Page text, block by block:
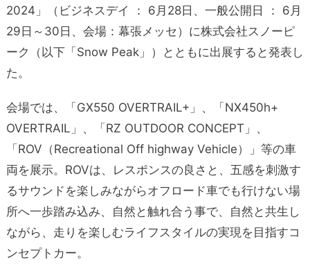
2024」（ビジネスデイ ： 6月28日、一般公開日 ： 6月
29日～30日、会場：幕張メッセ）に株式会社スノーピ
ーク（以下「Snow Peak」）とともに出展すると発表し
た。
会場では、「GX550 OVERTRAIL+」、「NX450h+
OVERTRAIL」、「RZ OUTDOOR CONCEPT」、
「ROV（Recreational Off highway Vehicle）」等の車
両を展示。ROVは、レスポンスの良さと、五感を刺激す
るサウンドを楽しみながらオフロード車でも行けない場
所へ一歩踏み込み、自然と触れ合う事で、自然と共生し
ながら、走りを楽しむライフスタイルの実現を目指すコ
ンセプトカー。